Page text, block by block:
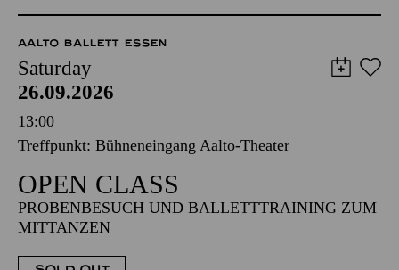
AALTO BALLETT ESSEN
Saturday
26.09.2026
13:00
Treffpunkt: Bühneneingang Aalto-Theater
OPEN CLASS
PROBENBESUCH UND BALLETTTRAINING ZUM
MITTANZEN